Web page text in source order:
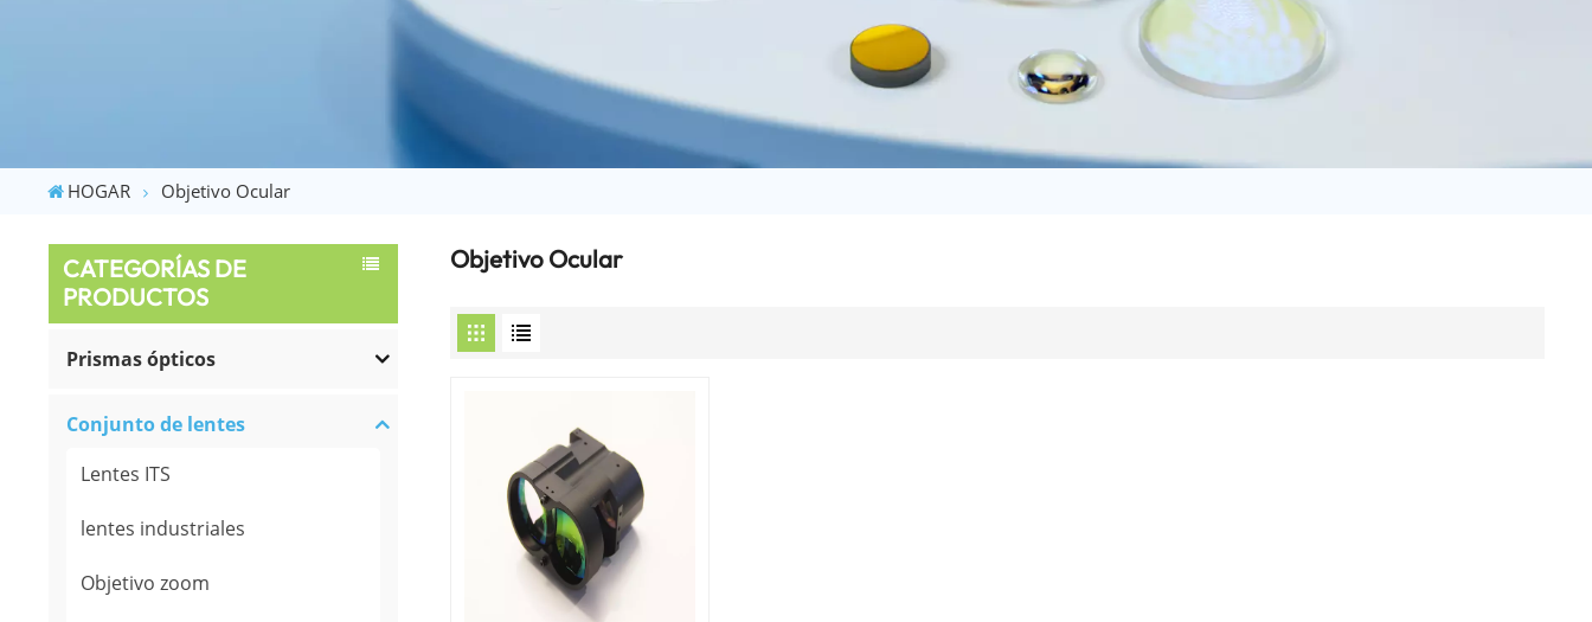
HOGAR Objetivo Ocular
CATEGORÍAS DE
PRODUCTOS
Prismas ópticos
Conjunto de lentes
Lentes ITS
lentes industriales
Objetivo zoom
Objetivo Ocular